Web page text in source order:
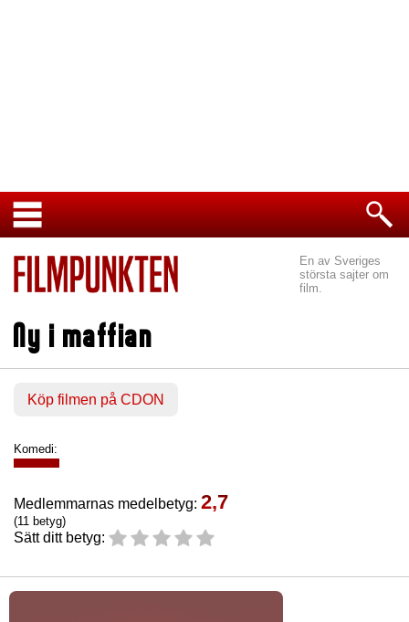
En av Sveriges
största sajter om
film.
Ny i maffian
Köp filmen på CDON
Komedi:
Medlemmarnas medelbetyg: 2,7
(11 betyg)
Sätt ditt betyg: